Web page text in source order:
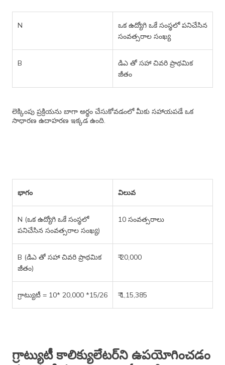
N
ఒక ఉద్యోగి ఒకే సంస్థలో పనిచేసిన
సంవత్సరాల సంఖ్య
B
డిఎ తో సహా చివరి ప్రాథమిక
జీతం
లెక్కింపు ప్రక్రియను బాగా అర్థం చేసుకోవడంలో మీకు సహాయపడే ఒక
సాధారణ ఉదాహరణ ఇక్కడ ఉంది.
భాగం విలువ
N (ఒక ఉద్యోగి ఒకే సంస్థలో
పనిచేసిన సంవత్సరాల సంఖ్య)
10 సంవత్సరాలు
B (డిఎ తో సహా చివరి ప్రాథమిక
జీతం)
₹ 20,000
గ్రాట్యుటీ = 10* 20,000 *15/26 ₹ 1,15,385
గ్రాట్యుటీ కాలిక్యులేటర్‌ని ఉపయోగించడం